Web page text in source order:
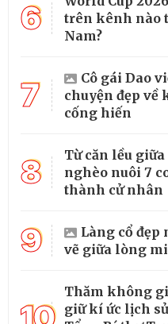
6
trên kênh nào
Nam?
7
Cô gái Dao
chuyện đẹp về
cống hiến
8
Từ căn lều
nghèo nuôi 7
thành cử nhân
9
Làng cổ đẹp
vẽ giữa lòng
Thăm không
giữ kí ức lịch